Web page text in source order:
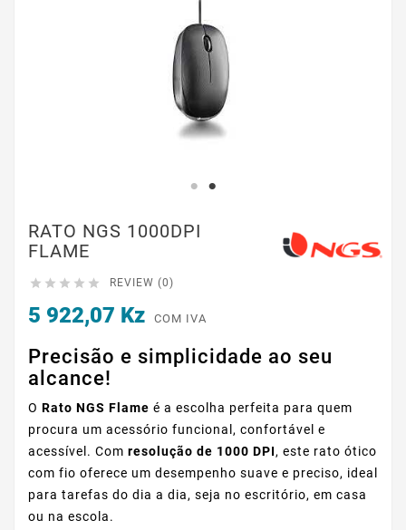
RATO NGS 1000DPI
FLAME
     REVIEW (0)
5 922,07 Kz COM IVA
Precisão e simplicidade ao seu
alcance!
O Rato NGS Flame é a escolha perfeita para quem
procura um acessório funcional, confortável e
acessível. Com resolução de 1000 DPI, este rato ótico
com fio oferece um desempenho suave e preciso, ideal
para tarefas do dia a dia, seja no escritório, em casa
ou na escola.